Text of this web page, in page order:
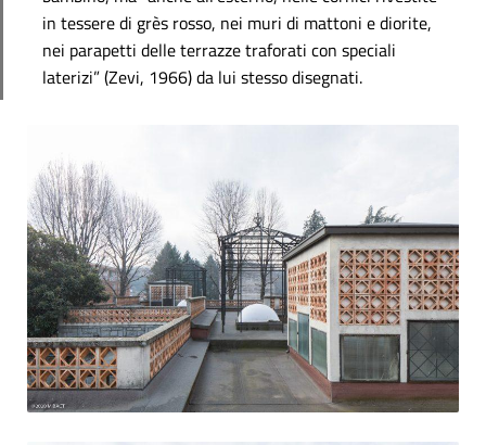
in tessere di grès rosso, nei muri di mattoni e diorite,
nei parapetti delle terrazze traforati con speciali
laterizi” (Zevi, 1966) da lui stesso disegnati.